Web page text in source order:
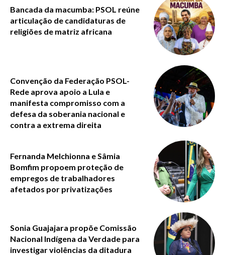
Bancada da macumba: PSOL reúne
articulação de candidaturas de
religiões de matriz africana
Convenção da Federação PSOL-
Rede aprova apoio a Lula e
manifesta compromisso com a
defesa da soberania nacional e
contra a extrema direita
Fernanda Melchionna e Sâmia
Bomfim propoem proteção de
empregos de trabalhadores
afetados por privatizações
Sonia Guajajara propõe Comissão
Nacional Indígena da Verdade para
investigar violências da ditadura